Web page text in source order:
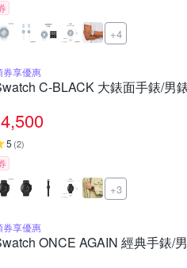
+4
券享優惠
C-BLACK 大錶面手錶/男
4,500
5 (2)
+3
券享優惠
ONCE AGAIN 經典手錶/